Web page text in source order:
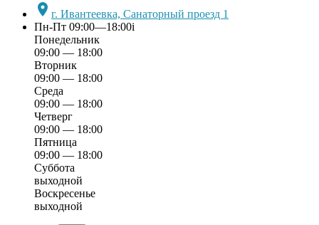
 г. Ивантеевка, Санаторный проезд 1
Пн-Пт 09:00—18:00i
Понедельник
09:00 — 18:00
Вторник
09:00 — 18:00
Среда
09:00 — 18:00
Четверг
09:00 — 18:00
Пятница
09:00 — 18:00
Суббота
выходной
Воскресенье
выходной